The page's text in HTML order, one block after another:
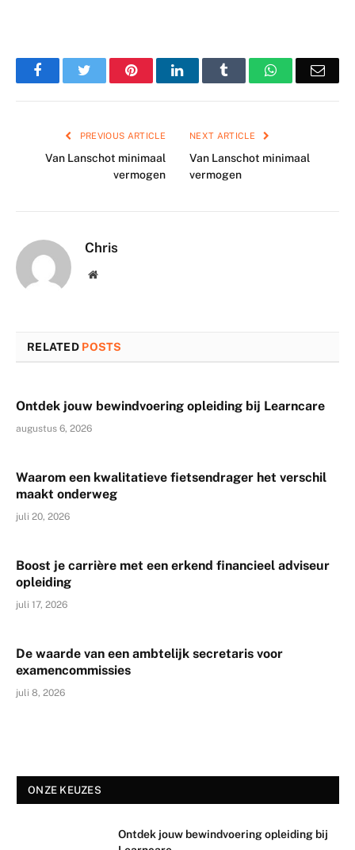
FacebookTwitter PinterestLinkedIn Tumblr WhatsApp
PREVIOUS ARTICLE
Van Lanschot minimaal
vermogen
NEXT ARTICLE
Van Lanschot minimaal
vermogen
Chris
Website
RELATED POSTS
Ontdek jouw bewindvoering opleiding bij Learncare
augustus 6, 2026
Waarom een kwalitatieve fietsendrager het verschil
maakt onderweg
juli 20, 2026
Boost je carrière met een erkend financieel adviseur
opleiding
juli 17, 2026
De waarde van een ambtelijk secretaris voor
examencommissies
juli 8, 2026
ONZE KEUZES
Ontdek jouw bewindvoering opleiding bij